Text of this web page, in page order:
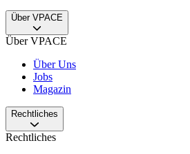
Über VPACE
Über VPACE
Über Uns
Jobs
Magazin
Rechtliches
Rechtliches